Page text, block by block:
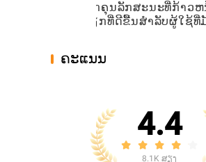
ປົດລັອກຄຸນລັກສະນະທີ່ກ້າວ
ເຮັດວຽກທີ່ດີຂື້ນສໍາລັບຜູ້ໃຊ້ທີ່
ຄະແນນ
4.4
8.1K ສຽງ